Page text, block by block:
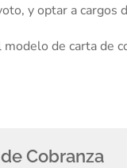
y optar a
de carta de
Cobranza